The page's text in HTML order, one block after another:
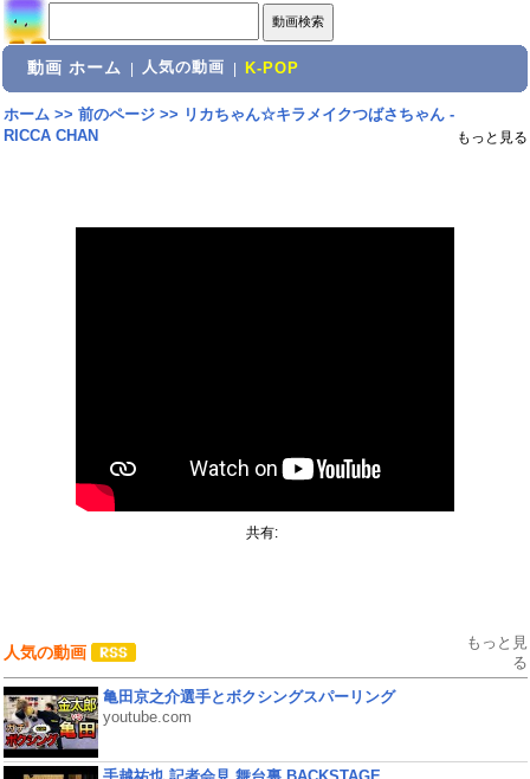
動画 ホーム 人気の動画 K-POP
ホーム>> 前のページ>> リカちゃん☆キラメイクつばさちゃん -
RICCA CHAN
もっと見る
共有:
人気の動画
もっと見
る
亀田京之介選手とボクシングスパーリング
youtube.com